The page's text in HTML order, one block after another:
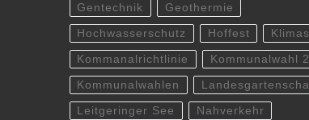
Gentechnik Geothermie
Hochwasserschutz Hoffest
Kommanalrichtlinie Kommunalwahl
Kommunalwahlen
Leitgeringer See Nahverkehr